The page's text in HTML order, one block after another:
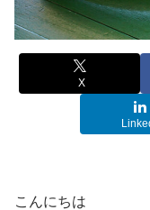
X
こんにちは